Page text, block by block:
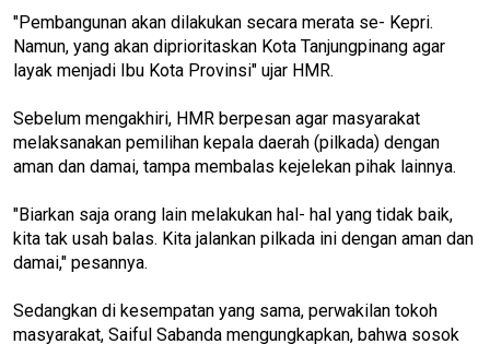
"Pembangunan akan dilakukan secara merata se- Kepri.
Namun, yang akan diprioritaskan Kota Tanjungpinang agar
layak menjadi Ibu Kota Provinsi" ujar HMR.
Sebelum mengakhiri, HMR berpesan agar masyarakat
melaksanakan pemilihan kepala daerah (pilkada) dengan
aman dan damai, tampa membalas kejelekan pihak lainnya.
"Biarkan saja orang lain melakukan hal- hal yang tidak baik,
kita tak usah balas. Kita jalankan pilkada ini dengan aman dan
damai," pesannya.
Sedangkan di kesempatan yang sama, perwakilan tokoh
masyarakat, Saiful Sabanda mengungkapkan, bahwa sosok